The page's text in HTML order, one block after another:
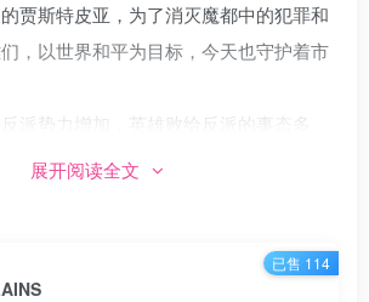
贾斯特皮亚，为了消灭魔都中的犯罪和
，以世界和平为目标，今天也守护着市
派势力增加，英雄败给反派的事态多
协助。
展开阅读全文
已售 114